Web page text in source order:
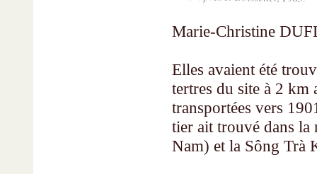
Marie-Christine
Elles avaient été
tertres du site à 2 km
trans­portées vers
tier ait trouvé dans la
Nam) et la Sông Trà